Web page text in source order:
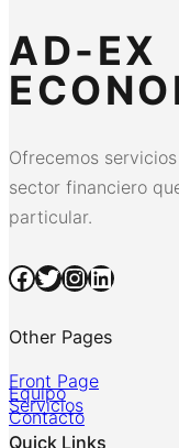
AD-EX
Ofrecemos
sector financiero
particular.
Facebook Twitter InstagramLinkedIn
Other Pages
Front Page
Equipo
Servicios
Contacto
Quick Links